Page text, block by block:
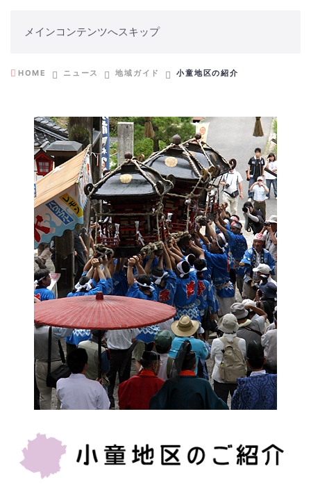
メインコンテンツへスキップ
HOME ニュース 地域ガイド 小童地区の紹介